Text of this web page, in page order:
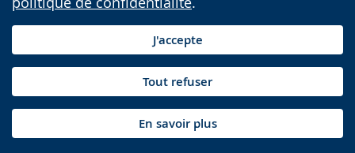
J'accepte
Tout refuser
En savoir plus